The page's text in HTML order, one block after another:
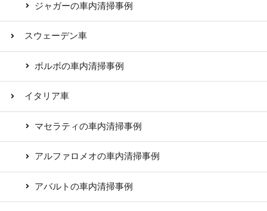
ジャガーの車内清掃事例
スウェーデン車
ボルボの車内清掃事例
イタリア車
マセラティの車内清掃事例
アルファロメオの車内清掃事例
アバルトの車内清掃事例